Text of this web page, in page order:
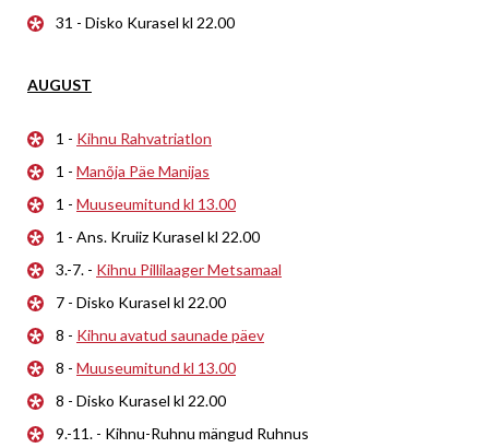
31 - Disko Kurasel kl 22.00
AUGUST
1 - Kihnu Rahvatriatlon
1 - Manõja Päe Manijas
1 - Muuseumitund kl 13.00
1 - Ans. Kruiiz Kurasel kl 22.00
3.-7. - Kihnu Pillilaager Metsamaal
7 - Disko Kurasel kl 22.00
8 - Kihnu avatud saunade päev
8 - Muuseumitund kl 13.00
8 - Disko Kurasel kl 22.00
9.-11. - Kihnu-Ruhnu mängud Ruhnus